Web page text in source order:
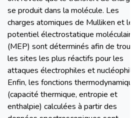
se produit dans la molécule. Les
charges atomiques de Mulliken et le
potentiel électrostatique moléculaire
(MEP) sont déterminés afin de
les sites les plus réactifs pour les
attaques électrophiles et
Enfin, les fonctions
(capacité thermique, entropie et
enthalpie) calculées à partir des